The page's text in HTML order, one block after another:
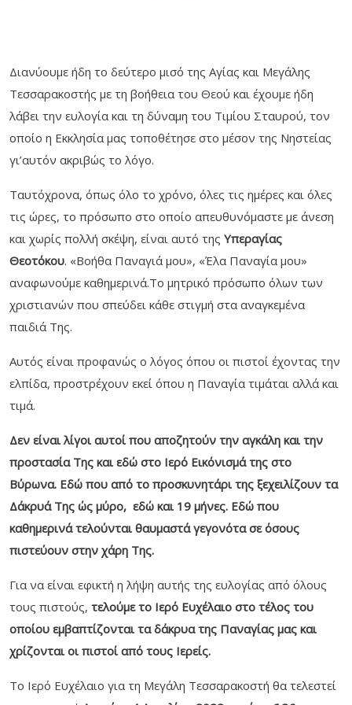
Διανύουμε ήδη το δεύτερο μισό της Αγίας και Μεγάλης
Τεσσαρακοστής με τη βοήθεια του Θεού και έχουμε ήδη
λάβει την ευλογία και τη δύναμη του Τιμίου Σταυρού, τον
οποίο η Εκκλησία μας τοποθέτησε στο μέσον της Νηστείας
γι’αυτόν ακριβώς το λόγο.
Ταυτόχρονα, όπως όλο το χρόνο, όλες τις ημέρες και όλες
τις ώρες, το πρόσωπο στο οποίο απευθυνόμαστε με άνεση
και χωρίς πολλή σκέψη, είναι αυτό της Υπεραγίας
Θεοτόκου. «Βοήθα Παναγιά μου», «Έλα Παναγία μου»
αναφωνούμε καθημερινά.Το μητρικό πρόσωπο όλων των
χριστιανών που σπεύδει κάθε στιγμή στα αναγκεμένα
παιδιά Της.
Αυτός είναι προφανώς ο λόγος όπου οι πιστοί έχοντας την
ελπίδα, προστρέχουν εκεί όπου η Παναγία τιμάται αλλά και
τιμά.
Δεν είναι λίγοι αυτοί που αποζητούν την αγκάλη και την
προστασία Της και εδώ στο Ιερό Εικόνισμά της στο
Βύρωνα. Εδώ που από το προσκυνητάρι της ξεχειλίζουν τα
Δάκρυά Της ώς μύρο, εδώ και 19 μήνες. Εδώ που
καθημερινά τελούνται θαυμαστά γεγονότα σε όσους
πιστεύουν στην χάρη Της.
Για να είναι εφικτή η λήψη αυτής της ευλογίας από όλους
τους πιστούς, τελούμε το Ιερό Ευχέλαιο στο τέλος του
οποίου εμβαπτίζονται τα δάκρυα της Παναγίας μας και
χρίζονται οι πιστοί από τους Ιερείς.
Το Ιερό Ευχέλαιο για τη Μεγάλη Τεσσαρακοστή θα τελεστεί